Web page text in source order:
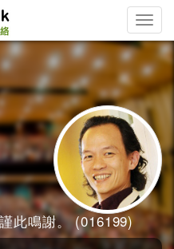
Toggle
此鳴謝。 (016199)